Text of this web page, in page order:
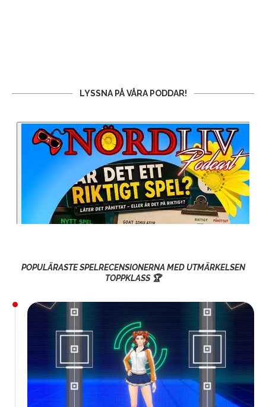
LYSSNA PÅ VÅRA PODDAR!
POPULÄRASTE SPELRECENSIONERNA MED UTMÄRKELSEN
TOPPKLASS 🏆